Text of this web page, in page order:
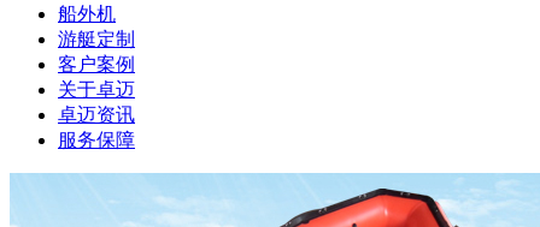
船外机
游艇定制
客户案例
关于卓迈
卓迈资讯
服务保障